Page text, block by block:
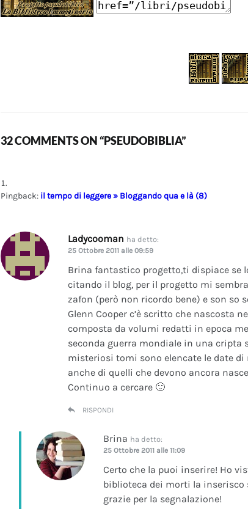
32 COMMENTS ON “PSEUDOBIBLIA”
Pingback: il tempo di leggere » Bloggando qua e là (8)
Ladycooman ha detto:
25 Ottobre 2011 alle 09:59
Brina fantastico progetto,ti dispiace
citando il blog, per il progetto mi
zafon (però non ricordo bene) e son so
Glenn Cooper c’è scritto che nascosta
composta da volumi redatti in epoca
seconda guerra mondiale in una cripta
misteriosi tomi sono elencate le date
anche di quelli che devono ancora
Continuo a cercare 🙂
RISPONDI
Brina ha detto:
25 Ottobre 2011 alle 11:09
Certo che la puoi inserire! Ho
biblioteca dei morti la
grazie per la segnalazione!